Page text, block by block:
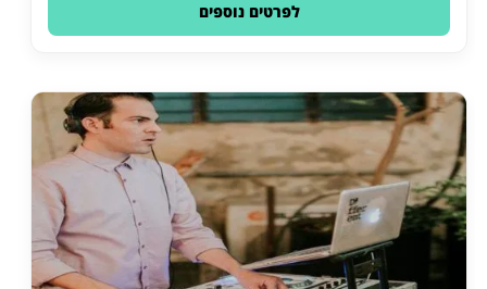
לפרטים נוספים